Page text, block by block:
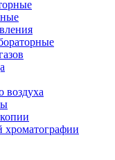
воздуха
хроматографии